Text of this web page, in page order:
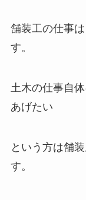
舗装工の仕事
す。
土木の仕事自
あげたい
という方は舗
す。